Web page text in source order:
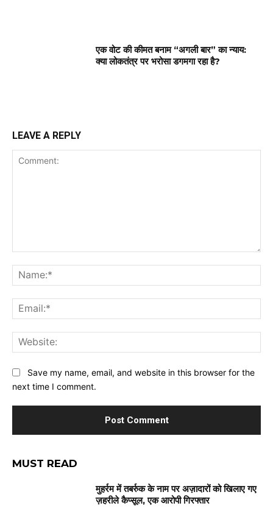
एक वोट की कीमत बनाम “अगली बार” का न्याय:
क्या लोकतंत्र पर भरोसा डगमगा रहा है?
LEAVE A REPLY
Save my name, email, and website in this browser for the
next time I comment.
MUST READ
मुहर्रम में तबर्रुक के नाम पर अज़ादारों को खिलाए गए
ज़हरीले कैप्सूल, एक आरोपी गिरफ्तार